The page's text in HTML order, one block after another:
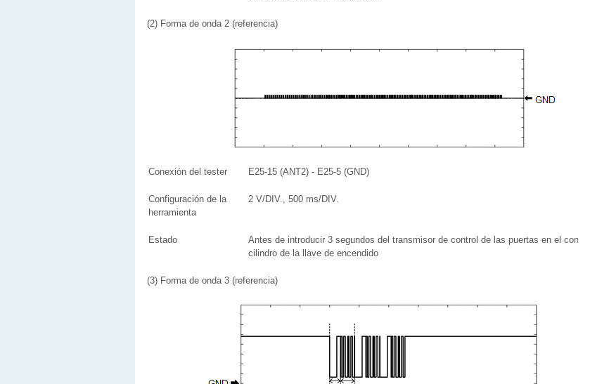
(2) Forma de onda 2 (referencia)
Conexión del tester E25-15 (ANT2) - E25-5 (GND)
Configuración de la
herramienta
2 V/DIV., 500 ms/DIV.
Estado
Antes de introducir 3 segundos del transmisor de control de las puertas en el conjunto del
cilindro de la llave de encendido
(3) Forma de onda 3 (referencia)